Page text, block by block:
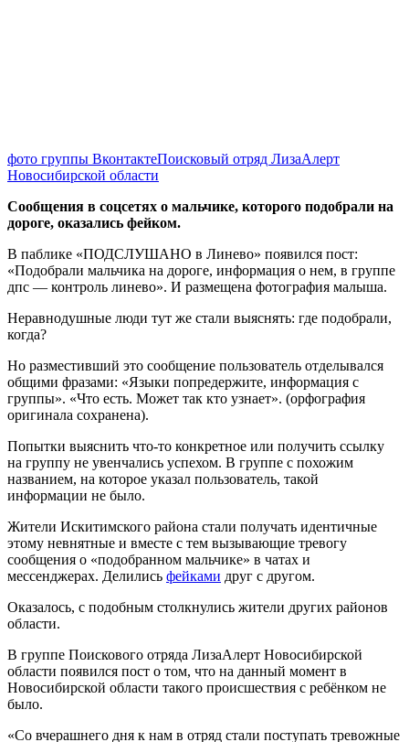
фото группы ВконтактеПоисковый отряд ЛизаАлерт
Новосибирской области
Сообщения в соцсетях о мальчике, которого подобрали на
дороге, оказались фейком.
В паблике «ПОДСЛУШАНО в Линево» появился пост:
«Подобрали мальчика на дороге, информация о нем, в группе
дпс — контроль линево». И размещена фотография малыша.
Неравнодушные люди тут же стали выяснять: где подобрали,
когда?
Но разместивший это сообщение пользователь отделывался
общими фразами: «Языки попредержите, информация с
группы». «Что есть. Может так кто узнает». (орфография
оригинала сохранена).
Попытки выяснить что-то конкретное или получить ссылку
на группу не увенчались успехом. В группе с похожим
названием, на которое указал пользователь, такой
информации не было.
Жители Искитимского района стали получать идентичные
этому невнятные и вместе с тем вызывающие тревогу
сообщения о «подобранном мальчике» в чатах и
мессенджерах. Делились фейками друг с другом.
Оказалось, с подобным столкнулись жители других районов
области.
В группе Поискового отряда ЛизаАлерт Новосибирской
области появился пост о том, что на данный момент в
Новосибирской области такого происшествия с ребёнком не
было.
«Со вчерашнего дня к нам в отряд стали поступать тревожные